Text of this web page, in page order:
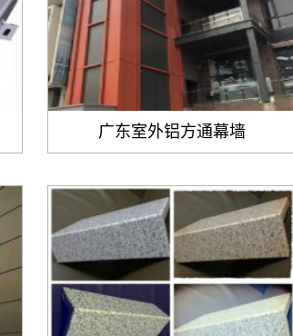
广东室外铝方通幕墙